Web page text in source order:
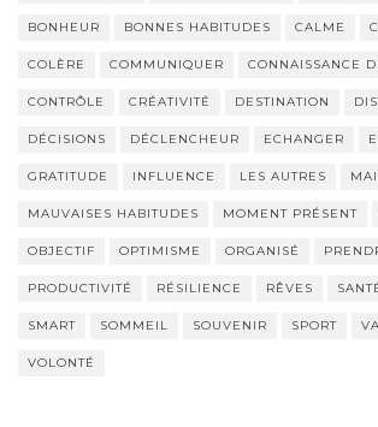
BONHEUR BONNES HABITUDES CALME
COLÈRE COMMUNIQUER CONNAISSANCE
CONTRÔLE CRÉATIVITÉ DESTINATION
DÉCISIONS DÉCLENCHEUR ECHANGER
GRATITUDE INFLUENCE LES AUTRES
MAUVAISES HABITUDES MOMENT PRÉSENT
OBJECTIF OPTIMISME ORGANISÉ
PRODUCTIVITÉ RÉSILIENCE RÊVES
SMART SOMMEIL SOUVENIR SPORT
VOLONTÉ